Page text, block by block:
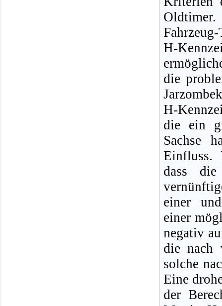
H-
die
H-
die ein
Sachse
Einfluss.
dass
einer
einer
negativ
die nach
solche
Eine
der